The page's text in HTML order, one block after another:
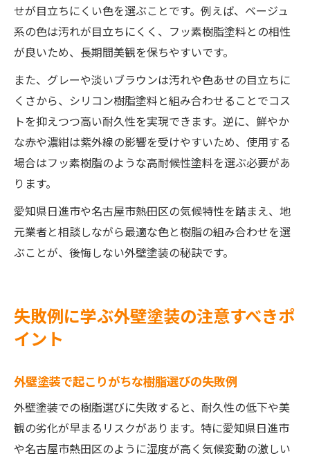
せが目立ちにくい色を選ぶことです。例えば、ベージュ
系の色は汚れが目立ちにくく、フッ素樹脂塗料との相性
が良いため、長期間美観を保ちやすいです。
また、グレーや淡いブラウンは汚れや色あせの目立ちに
くさから、シリコン樹脂塗料と組み合わせることでコス
トを抑えつつ高い耐久性を実現できます。逆に、鮮やか
な赤や濃紺は紫外線の影響を受けやすいため、使用する
場合はフッ素樹脂のような高耐候性塗料を選ぶ必要があ
ります。
愛知県日進市や名古屋市熱田区の気候特性を踏まえ、地
元業者と相談しながら最適な色と樹脂の組み合わせを選
ぶことが、後悔しない外壁塗装の秘訣です。
失敗例に学ぶ外壁塗装の注意すべきポ
イント
外壁塗装で起こりがちな樹脂選びの失敗例
外壁塗装での樹脂選びに失敗すると、耐久性の低下や美
観の劣化が早まるリスクがあります。特に愛知県日進市
や名古屋市熱田区のように湿度が高く気候変動の激しい